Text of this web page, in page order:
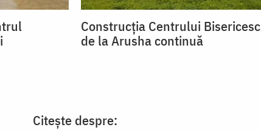
Construcția Centrului Bisericesc
de la Arusha continuă
Citește despre: